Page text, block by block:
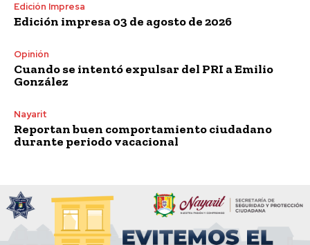
Edición Impresa
Edición impresa 03 de agosto de 2026
Opinión
Cuando se intentó expulsar del PRI a Emilio
González
Nayarit
Reportan buen comportamiento ciudadano
durante periodo vacacional